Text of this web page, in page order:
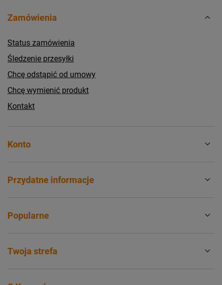
Zamówienia
Status zamówienia
Śledzenie przesyłki
Chcę odstąpić od umowy
Chcę wymienić produkt
Kontakt
Konto
Przydatne informacje
Popularne
Twoja strefa